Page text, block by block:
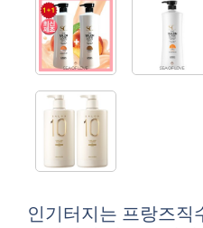
인기터지는 프랑즈직